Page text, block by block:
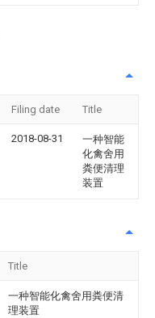
Filing date Title
2018-08-31
一种智能
化禽舍用
粪便清理
装置
Title
一种智能化禽舍用粪便清
理装置